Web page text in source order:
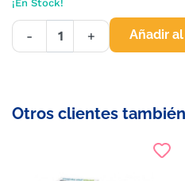
¡En Stock!
- + Añadir
Otros clientes